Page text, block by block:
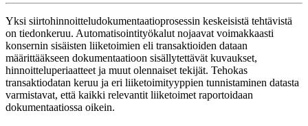
Yksi siirtohinnoitteludokumentaatioprosessin keskeisistä tehtävistä
on tiedonkeruu. Automatisointityökalut nojaavat voimakkaasti
konsernin sisäisten liiketoimien eli transaktioiden dataan
määrittääkseen dokumentaatioon sisällytettävät kuvaukset,
hinnoitteluperiaatteet ja muut olennaiset tekijät. Tehokas
transaktiodatan keruu ja eri liiketoimityyppien tunnistaminen datasta
varmistavat, että kaikki relevantit liiketoimet raportoidaan
dokumentaatiossa oikein.